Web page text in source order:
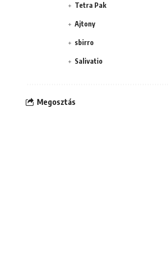
Tetra Pak
Ajtony
sbirro
Salivatio
Megosztás